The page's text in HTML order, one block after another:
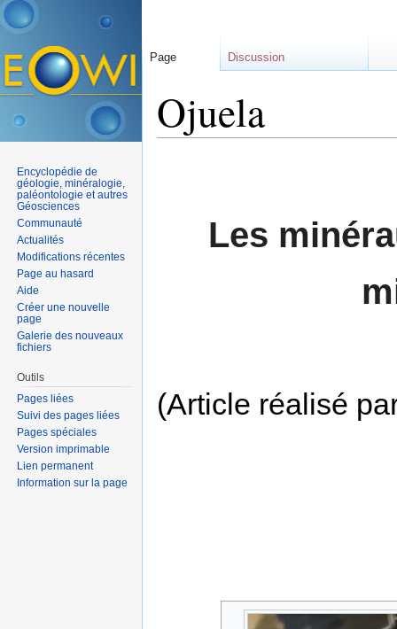
Ojuela
Les
(Article réalisé
Page Discussion
Encyclopédie de
géologie, minéralogie,
paléontologie et autres
Géosciences
Communauté
Actualités
Modifications récentes
Page au hasard
Aide
Créer une nouvelle
page
Galerie des nouveaux
fichiers
Outils
Pages liées
Suivi des pages liées
Pages spéciales
Version imprimable
Lien permanent
Information sur la page